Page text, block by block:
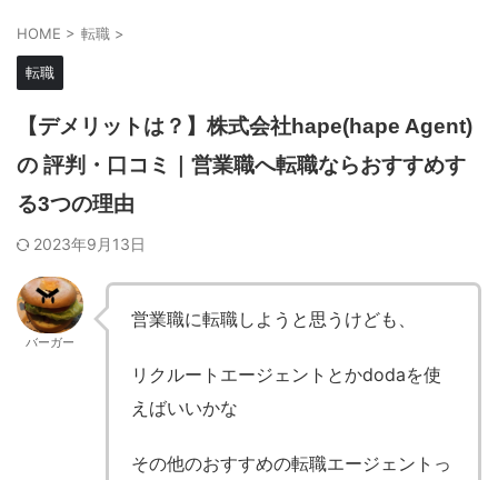
HOME > 転職 >
転職
【デメリットは？】株式会社hape(hape Agent)
の 評判・口コミ｜営業職へ転職ならおすすめす
る3つの理由
2023年9月13日
バーガー
営業職に転職しようと思うけども、
リクルートエージェントとかdodaを使
えばいいかな
その他のおすすめの転職エージェントっ